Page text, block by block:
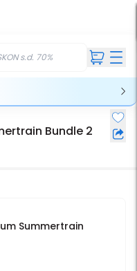
s.d. 70%
Bundle 2
Summertrain